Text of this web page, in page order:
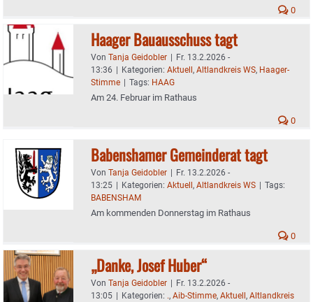
0
Haager Bauausschuss tagt
Von Tanja Geidobler | Fr. 13.2.2026 -
13:36 | Kategorien: Aktuell, Altlandkreis WS, Haager-
Stimme | Tags: HAAG
Am 24. Februar im Rathaus
0
Babenshamer Gemeinderat tagt
Von Tanja Geidobler | Fr. 13.2.2026 -
13:25 | Kategorien: Aktuell, Altlandkreis WS | Tags:
BABENSHAM
Am kommenden Donnerstag im Rathaus
0
„Danke, Josef Huber“
Von Tanja Geidobler | Fr. 13.2.2026 -
13:05 | Kategorien: ., Aib-Stimme, Aktuell, Altlandkreis